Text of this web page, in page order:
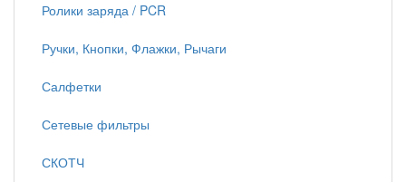
Ролики заряда / PCR
Ручки, Кнопки, Флажки, Рычаги
Салфетки
Сетевые фильтры
СКОТЧ